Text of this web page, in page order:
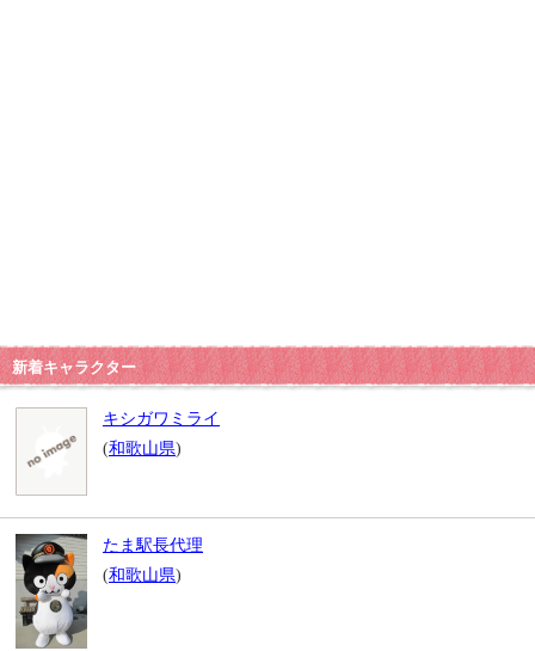
新着キャラクター
キシガワミライ
(和歌山県)
たま駅長代理
(和歌山県)